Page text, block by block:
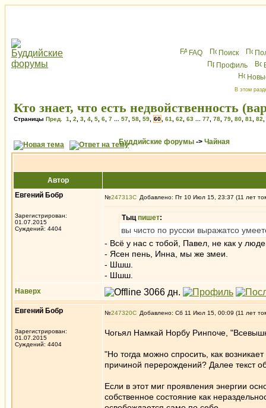
FAQ Поиск
Профиль
В этом
Кто знает, что есть недвойственность
Страницы Пред. 1 2 3 4 5 6 7 57 58 59 60 61 62 63 77 78 79 80 81 82
Буддийские форумы -> Чайная
Автор
Евгений Бобр
Зарегистрирован:
01.07.2015
Суждений: 4404
№247313 Добавлено: Пт 10 Июл 15, 23:37 (11 лет
Тыцпишет:
вы чисто по русски выражатсо
- Всё у нас с тобой, Павел, не как у
- Ясен пень, Инна, мы же змеи.
- Шшш.
- Шшш.
Наверх
Евгений Бобр
Зарегистрирован:
01.07.2015
Суждений: 4404
№247320 Добавлено: Сб 11 Июл 15, 00:09 (11 лет
Чогьял Намкай Норбу Ринпоче,
"Но тогда можно спросить, как
причиной перерождений? Далее текст
Если в этот миг проявления энергии
собственное состояние как